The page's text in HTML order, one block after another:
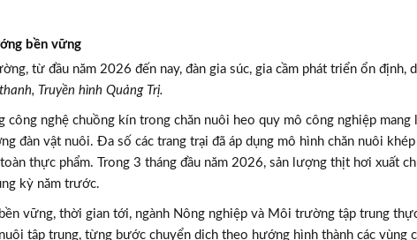
bền vững
từ đầu năm 2026 đến nay, đàn gia súc, gia cầm phát triển ổn định,
Truyền hình Quảng Trị.
công nghệ chuồng kín trong chăn nuôi heo quy mô công nghiệp mang
đàn vật nuôi. Đa số các trang trại đã áp dụng mô hình chăn nuôi
thực phẩm. Trong 3 tháng đầu năm 2026, sản lượng thịt hơi xuất
kỳ năm trước.
vững, thời gian tới, ngành Nông nghiệp và Môi trường tập trung
tập trung, từng bước chuyển dịch theo hướng hình thành các vùng